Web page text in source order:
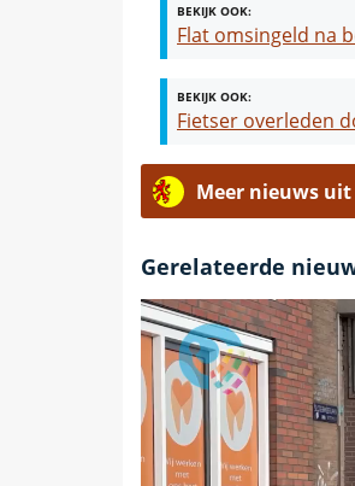
BEKIJK OOK:
Flat omsingeld na
BEKIJK OOK:
Fietser overleden
Meer nieuws
Gerelateerde